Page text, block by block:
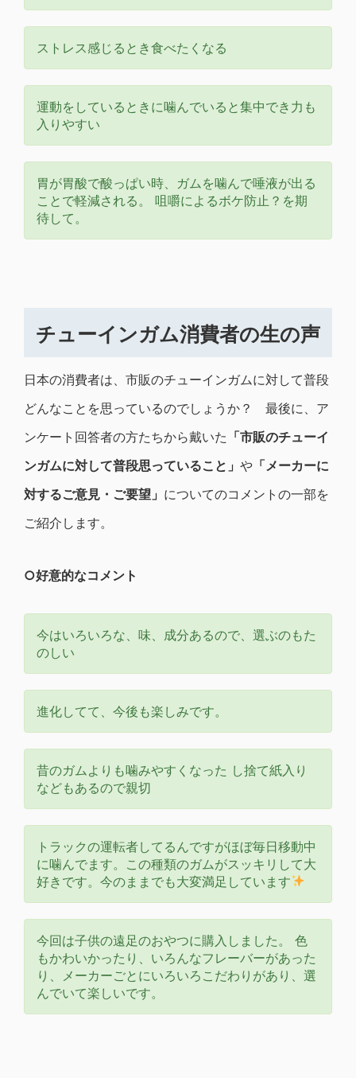
ストレス感じるとき食べたくなる
運動をしているときに噛んでいると集中でき力も
入りやすい
胃が胃酸で酸っぱい時、ガムを噛んで唾液が出る
ことで軽減される。 咀嚼によるボケ防止？を期
待して。
チューインガム消費者の生の声
日本の消費者は、市販のチューインガムに対して普段
どんなことを思っているのでしょうか？ 最後に、ア
ンケート回答者の方たちから戴いた 「市販のチューイ
ンガムに対して普段思っていること」 や 「メーカーに
対するご意見・ご要望」 についてのコメントの一部を
ご紹介します。
○好意的なコメント
今はいろいろな、味、成分あるので、選ぶのもた
のしい
進化してて、今後も楽しみです。
昔のガムよりも噛みやすくなった し捨て紙入り
などもあるので親切
トラックの運転者してるんですがほぼ毎日移動中
に噛んでます。この種類のガムがスッキリして大
好きです。今のままでも大変満足しています
今回は子供の遠足のおやつに購入しました。 色
もかわいかったり、いろんなフレーバーがあった
り、メーカーごとにいろいろこだわりがあり、選
んでいて楽しいです。